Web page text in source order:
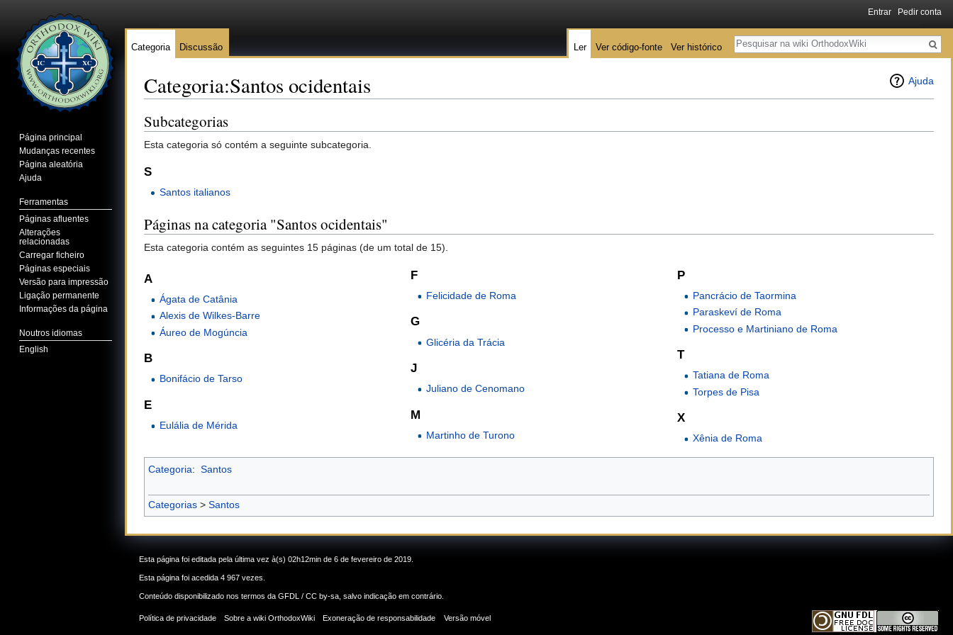
Ajuda
Categoria:Santos ocidentais
Subcategorias
Esta categoria só contém a seguinte subcategoria.
S
Santos italianos
Páginas na categoria "Santos ocidentais"
Esta categoria contém as seguintes 15 páginas (de um total de 15).
A
Ágata de Catânia
Alexis de Wilkes-Barre
Áureo de Mogúncia
B
Bonifácio de Tarso
E
Eulália de Mérida
F
Felicidade de Roma
G
Glicéria da Trácia
J
Juliano de Cenomano
M
Martinho de Turono
P
Pancrácio de Taormina
Paraskeví de Roma
Processo e Martiniano de Roma
T
Tatiana de Roma
Torpes de Pisa
X
Xênia de Roma
Categoria: Santos
Categorias > Santos
Entrar Pedir conta
Categoria Discussão Ler Ver código-fonte Ver histórico
Pesquisa
Página principal
Mudanças recentes
Página aleatória
Ajuda
Ferramentas
Páginas afluentes
Alterações
relacionadas
Carregar ficheiro
Páginas especiais
Versão para impressão
Ligação permanente
Informações da página
Noutros idiomas
English
Esta página foi editada pela última vez à(s) 02h12min de 6 de fevereiro de 2019.
Esta página foi acedida 4 967 vezes.
Conteúdo disponibilizado nos termos da GFDL / CC by-sa , salvo indicação em contrário.
Política de privacidade Sobre a wiki OrthodoxWiki Exoneração de responsabilidade Versão móvel